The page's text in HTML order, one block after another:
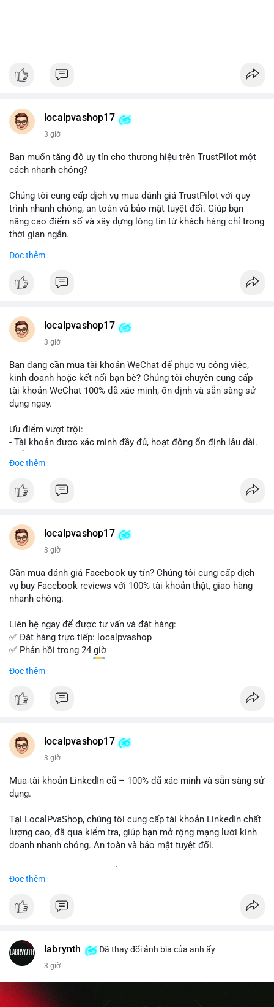
localpvashop17
3 giờ
Bạn muốn tăng độ uy tín cho thương hiệu trên TrustPilot một
cách nhanh chóng?
Chúng tôi cung cấp dịch vụ mua đánh giá TrustPilot với quy
trình nhanh chóng, an toàn và bảo mật tuyệt đối. Giúp bạn
nâng cao điểm số và xây dựng lòng tin từ khách hàng chỉ trong
thời gian ngắn.
Đặt hàng ngay hôm nay để nhận ưu đãi:
👉 Order tại: localpvashop
👉 Telegram: @localpvashop
👉 Email: localpvashop@gmail.com
Đừng bỏ lỡ cơ hội cải thiện danh tiếng trực tuyến của bạn một
cách hiệu quả!
Đọc thêm
localpvashop17
3 giờ
Bạn đang cần mua tài khoản WeChat để phục vụ công việc,
kinh doanh hoặc kết nối bạn bè? Chúng tôi chuyên cung cấp
tài khoản WeChat 100% đã xác minh, ổn định và sẵn sàng sử
dụng ngay.
Ưu điểm vượt trội:
- Tài khoản được xác minh đầy đủ, hoạt động ổn định lâu dài.
- Giao dịch an toàn, bảo mật thông tin.
Đặt hàng ngay hôm nay để nhận ưu đãi tốt nhất!
- WhatsApp: +1 (66
215-8938
- Telegram: @localpvashop
Đừng bỏ lỡ cơ hội sở hữu tài khoản WeChat chất lượng với giá
tốt. Liên hệ ngay!
Đọc thêm
localpvashop17
3 giờ
Cần mua đánh giá Facebook uy tín? Chúng tôi cung cấp dịch
vụ buy Facebook reviews với 100% tài khoản thật, giao hàng
nhanh chóng.
Liên hệ ngay để được tư vấn và đặt hàng:
✅ Đặt hàng trực tiếp: localpvashop
✅ Phản hồi trong 24 giờ
✅ WhatsApp: +1 (66
✅ Telegram: @localpvashop
✅ Email: localpvashop@gmail.com
Đọc thêm
localpvashop17
3 giờ
Mua tài khoản LinkedIn cũ – 100% đã xác minh và sẵn sàng sử
dụng.
Tại LocalPvaShop, chúng tôi cung cấp tài khoản LinkedIn chất
lượng cao, đã qua kiểm tra, giúp bạn mở rộng mạng lưới kinh
doanh nhanh chóng. An toàn và bảo mật tuyệt đối.
✅ Phản hồi trong 24 giờ
✅ Email: localpvashop@gmail.com
Đọc thêm
labrynth Đã thay đổi ảnh bìa của anh ấy
3 giờ